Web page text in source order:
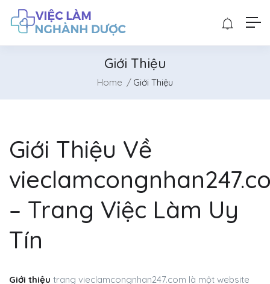
Giới Thiệu
Home Giới Thiệu
Giới Thiệu Về
– Trang Việc Làm Uy
Tín
Giới thiệu trang vieclamcongnhan247.com là một website